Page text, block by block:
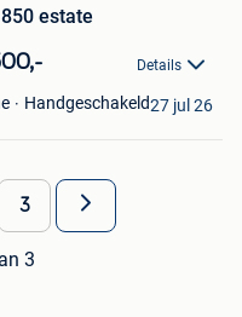
estate
Details
Handgeschakeld27 jul 26
3
3